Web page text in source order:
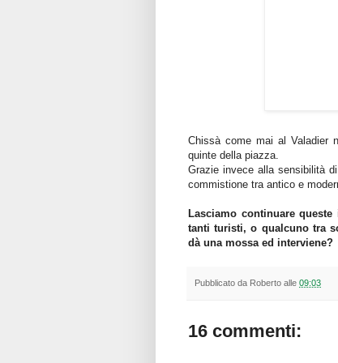
Chissà come mai al Valadier
quinte della piazza.
Grazie invece alla sensibilità
commistione tra antico e
Lasciamo continuare
tanti turisti, o qualcuno tra
dà una mossa ed interviene?
Pubblicato da Roberto alle 09:03
16 commenti: